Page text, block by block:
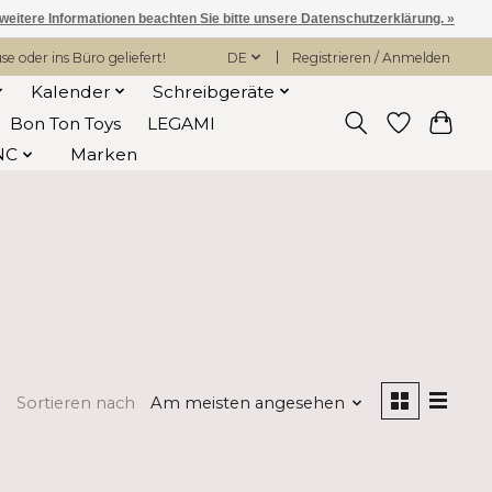
oder ins Büro geliefert! DE Registrieren / Anmelden
Kalender
Schreibgeräte
Bon Ton Toys
LEGAMI
Marken
Sortieren nach Am meisten angesehen
Informationen beachten Sie bitte unsere Datenschutzerklärung. »